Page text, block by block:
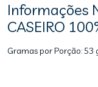
Informações
CASEIRO
Gramas por Porção:53